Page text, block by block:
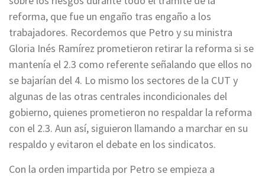
reforma, que fue un engaño tras engaño a los
trabajadores. Recordemos que Petro y su ministra
Gloria Inés Ramírez prometieron retirar la reforma si se
mantenía el 2.3 como referente señalando que ellos no
se bajarían del 4. Lo mismo los sectores de la CUT y
algunas de las otras centrales incondicionales del
gobierno, quienes prometieron no respaldar la reforma
con el 2.3. Aun así, siguieron llamando a marchar en su
respaldo y evitaron el debate en los sindicatos.
Con la orden impartida por Petro se empieza a